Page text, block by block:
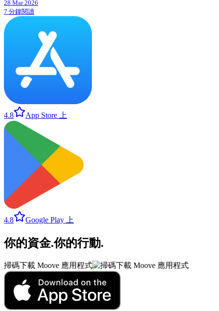
28 Mar 2026
7 分鐘閱讀
4.8 App Store 上
4.8 Google Play 上
你的資金.你的行動.
掃碼下載 Moove 應用程式